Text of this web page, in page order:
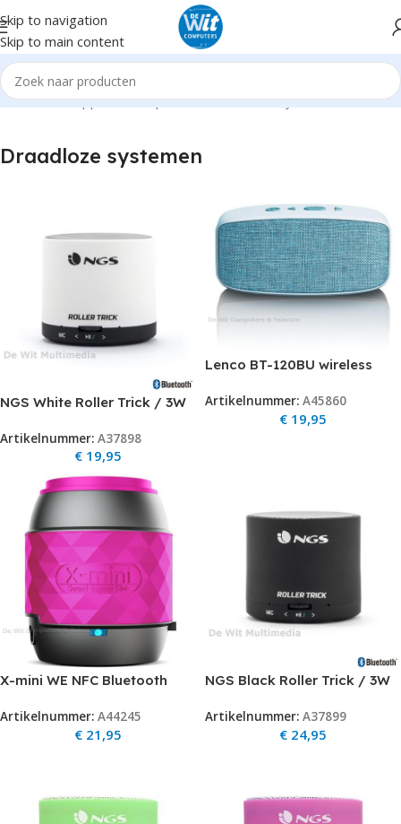
Skip to navigation
Skip to main content
Home Randapparatuur Speakers Draadloze systemen
Draadloze systemen
NGS White Roller Trick / 3W
internal Battery
Artikelnummer: A37898
€ 19,95
Lenco BT-120BU wireless
Artikelnummer: A45860
€ 19,95
X-mini WE NFC Bluetooth
Artikelnummer: A44245
€ 21,95
NGS Black Roller Trick / 3W
internal Battery
Artikelnummer: A37899
€ 24,95